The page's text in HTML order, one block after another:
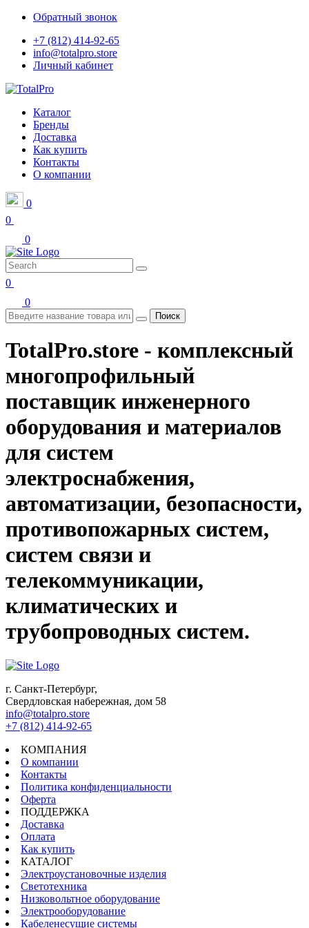
Обратный звонок
+7 (812) 414-92-65
info@totalpro.store
Личный кабинет
Каталог
Бренды
Доставка
Как купить
Контакты
О компании
0
0
0
0
0
Поиск
TotalPro.store - комплексный
многопрофильный
поставщик инженерного
оборудования и материалов
для систем
электроснабжения,
автоматизации, безопасности,
противопожарных систем,
систем связи и
телекоммуникации,
климатических и
трубопроводных систем.
г. Санкт-Петербург,
Свердловская набережная, дом 58
info@totalpro.store
+7 (812) 414-92-65
КОМПАНИЯ
О компании
Контакты
Политика конфиденциальности
Оферта
ПОДДЕРЖКА
Доставка
Оплата
Как купить
КАТАЛОГ
Электроустановочные изделия
Светотехника
Низковольтное оборудование
Электрооборудование
Кабеленесущие системы